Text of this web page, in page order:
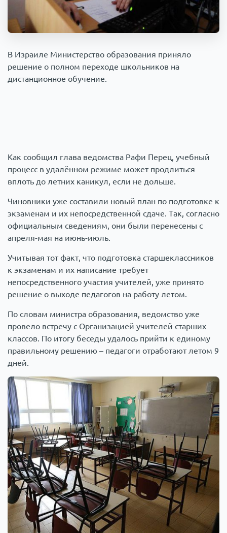
Происшествия 1000 мелочей
В Израиле Министерство образования приняло
решение о полном переходе школьников на
дистанционное обучение.
Как сообщил глава ведомства Рафи Перец, учебный
процесс в удалённом режиме может продлиться
вплоть до летних каникул, если не дольше.
Чиновники уже составили новый план по подготовке к
экзаменам и их непосредственной сдаче. Так, согласно
официальным сведениям, они были перенесены с
апреля-мая на июнь-июль.
Учитывая тот факт, что подготовка старшеклассников
к экзаменам и их написание требует
непосредственного участия учителей, уже принято
решение о выходе педагогов на работу летом.
По словам министра образования, ведомство уже
провело встречу с Организацией учителей старших
классов. По итогу беседы удалось прийти к единому
правильному решению – педагоги отработают летом 9
дней.